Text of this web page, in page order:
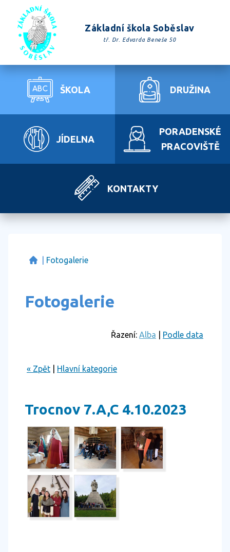
Základní škola Soběslav
tř. Dr. Edvarda Beneše 50
ŠKOLA DRUŽINA
JÍDELNA
PORADENSKÉ
PRACOVIŠTĚ
KONTAKTY
Fotogalerie
Fotogalerie
Řazení: Alba Podle data
« Zpět Hlavní kategorie
Trocnov 7.A,C 4.10.2023